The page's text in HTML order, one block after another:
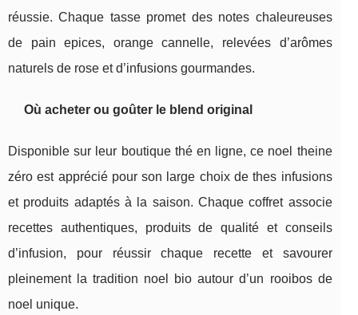
réussie. Chaque tasse promet des notes chaleureuses
de pain epices, orange cannelle, relevées d’arômes
naturels de rose et d’infusions gourmandes.
Où acheter ou goûter le blend original
Disponible sur leur boutique thé en ligne, ce noel theine
zéro est apprécié pour son large choix de thes infusions
et produits adaptés à la saison. Chaque coffret associe
recettes authentiques, produits de qualité et conseils
d’infusion, pour réussir chaque recette et savourer
pleinement la tradition noel bio autour d’un rooibos de
noel unique.